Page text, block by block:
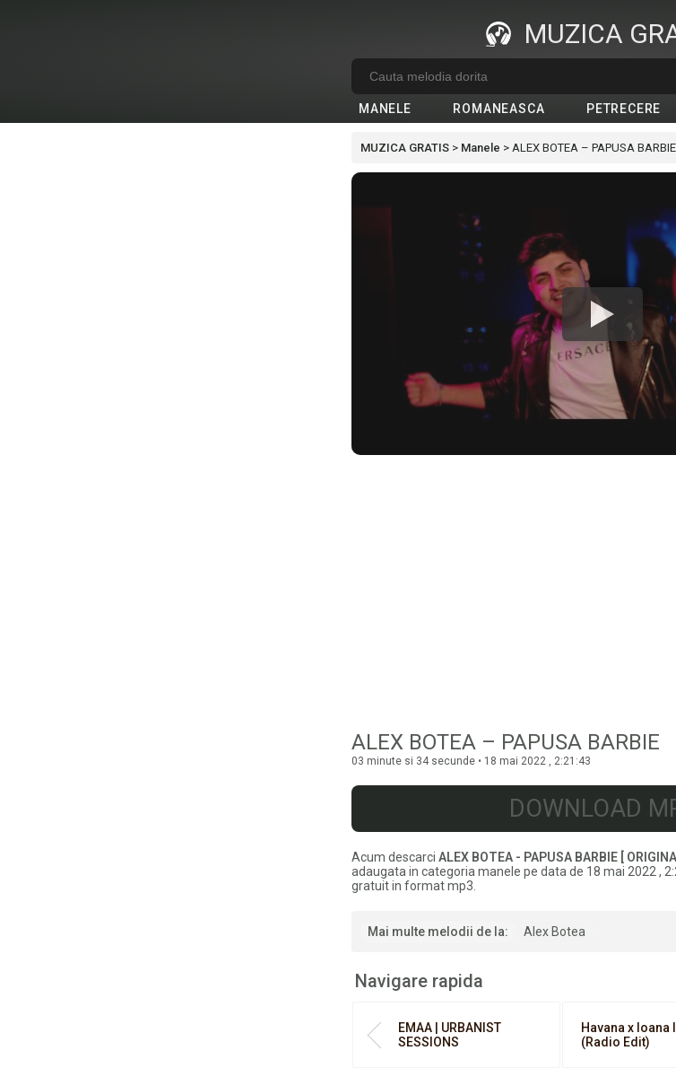
MUZICA
MANELE ROMANEASCA PETRECERE
MUZICA GRATIS > Manele > ALEX BOTEA – PAPUSA BARBIE
ALEX BOTEA – PAPUSA BARBIE
03 minute si 34 secunde • 18 mai 2022 , 2:21:43
DOWNLOAD
Acum descarci ALEX BOTEA - PAPUSA BARBIE [
adaugata in categoria manele pe data de 18 mai 2022 ,
gratuit in format mp3.
Mai multe melodii de la: Alex Botea
Navigare rapida
EMAA | URBANIST
SESSIONS
Havana x Ioana
(Radio Edit)